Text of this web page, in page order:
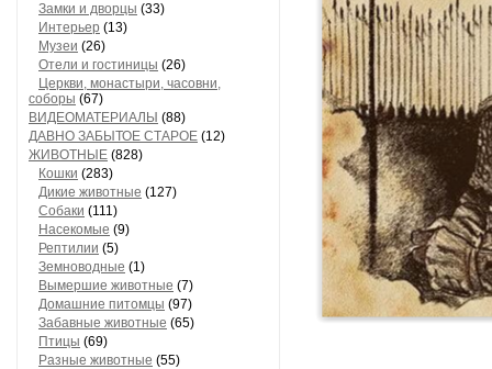
Замки и дворцы (33)
Интерьер (13)
Музеи (26)
Отели и гостиницы (26)
Церкви, монастыри, часовни,
соборы (67)
ВИДЕОМАТЕРИАЛЫ (88)
ДАВНО ЗАБЫТОЕ СТАРОЕ (12)
ЖИВОТНЫЕ (828)
Кошки (283)
Дикие животные (127)
Собаки (111)
Насекомые (9)
Рептилии (5)
Земноводные (1)
Вымершие животные (7)
Домашние питомцы (97)
Забавные животные (65)
Птицы (69)
Разные животные (55)